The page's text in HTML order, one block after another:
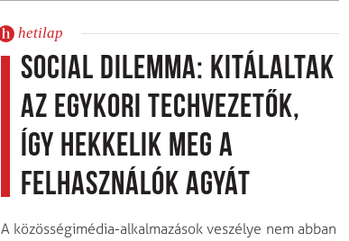
hetilap
Social dilemma: kitálaltak
az egykori techvezetők,
így hekkelik meg a
felhasználók agyát
A közösségimédia-alkalmazások veszélye nem abban